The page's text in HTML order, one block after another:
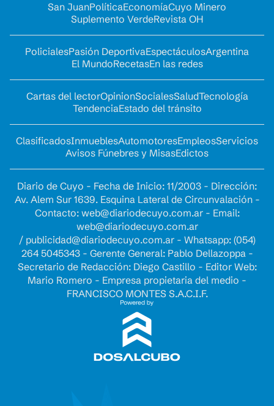
San JuanPolíticaEconomíaCuyo Minero
Suplemento VerdeRevista OH
PolicialesPasión DeportivaEspectáculosArgentina
El MundoRecetasEn las redes
Cartas del lectorOpinionSocialesSaludTecnología
TendenciaEstado del tránsito
ClasificadosInmueblesAutomotoresEmpleosServicios
Avisos Fúnebres y MisasEdictos
Diario de Cuyo - Fecha de Inicio: 11/2003 - Dirección:
Av. Alem Sur 1639. Esquina Lateral de Circunvalación -
Contacto: web@diariodecuyo.com.ar- Email:
web@diariodecuyo.com.ar
/ publicidad@diariodecuyo.com.ar- Whatsapp: (054)
264 5045343 - Gerente General: Pablo Dellazoppa -
Secretario de Redacción: Diego Castillo - Editor Web:
Mario Romero - Empresa propietaria del medio -
FRANCISCO MONTES S.A.C.I.F.